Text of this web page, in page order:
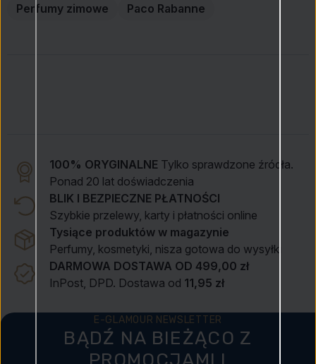
Perfumy zimowe
Paco Rabanne
100% ORYGINALNE Tylko sprawdzone źródła.
Ponad 20 lat doświadczenia
BLIK I BEZPIECZNE PŁATNOŚCI
Szybkie przelewy, karty i płatności online
Tysiące produktów w magazynie
Perfumy, kosmetyki, nisza gotowa do wysyłki
DARMOWA DOSTAWA OD 499,00 zł
InPost, DPD. Dostawa od 11,95 zł
E-GLAMOUR NEWSLETTER
BĄDŹ NA BIEŻĄCO Z